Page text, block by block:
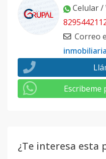
Celular /
Correo
Escribeme
¿Te interesa esta